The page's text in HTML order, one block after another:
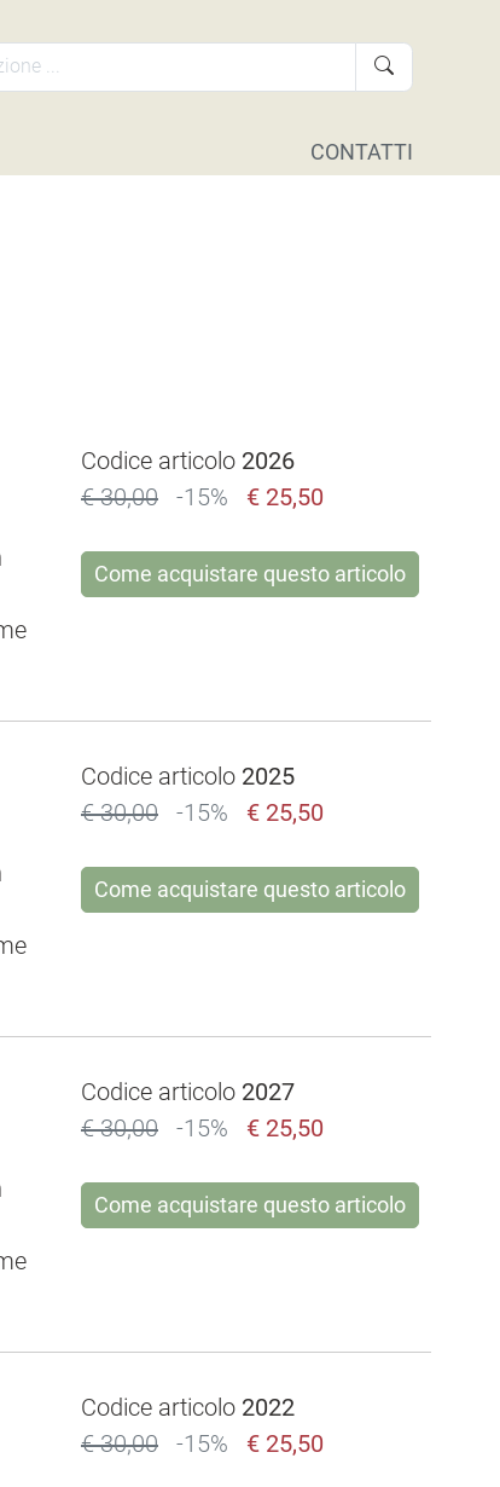
CONTATTI
Codice articolo 2026
€ 30,00
-15% € 25,50
Come acquistare questo articolo
Codice articolo 2025
€ 30,00
-15% € 25,50
Come acquistare questo articolo
Codice articolo 2027
€ 30,00
-15% € 25,50
Come acquistare questo articolo
Codice articolo 2022
€ 30,00
-15% € 25,50